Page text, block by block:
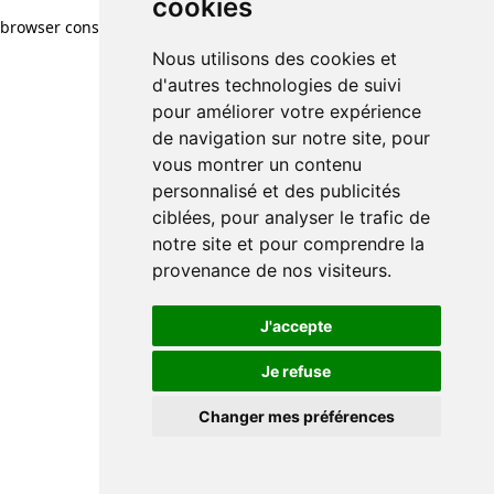
cookies
Nous utilisons des cookies et
d'autres technologies de suivi
pour améliorer votre expérience
de navigation sur notre site, pour
vous montrer un contenu
personnalisé et des publicités
ciblées, pour analyser le trafic de
notre site et pour comprendre la
provenance de nos visiteurs.
J'accepte
Je refuse
Changer mes préférences
browser console for more information)